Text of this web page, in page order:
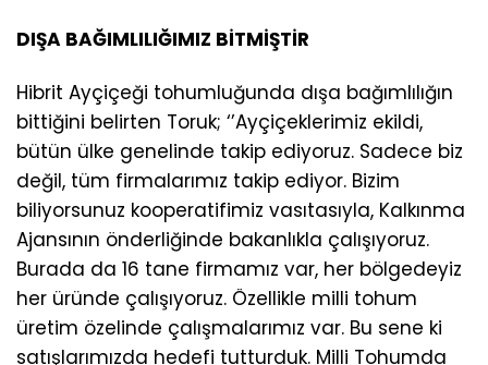
DIŞA BAĞIMLILIĞIMIZ BİTMİŞTİR
Hibrit Ayçiçeği tohumluğunda dışa bağımlılığın
bittiğini belirten Toruk; ‘’Ayçiçeklerimiz ekildi,
bütün ülke genelinde takip ediyoruz. Sadece biz
değil, tüm firmalarımız takip ediyor. Bizim
biliyorsunuz kooperatifimiz vasıtasıyla, Kalkınma
Ajansının önderliğinde bakanlıkla çalışıyoruz.
Burada da 16 tane firmamız var, her bölgedeyiz
her üründe çalışıyoruz. Özellikle milli tohum
üretim özelinde çalışmalarımız var. Bu sene ki
satışlarımızda hedefi tutturduk. Milli Tohumda